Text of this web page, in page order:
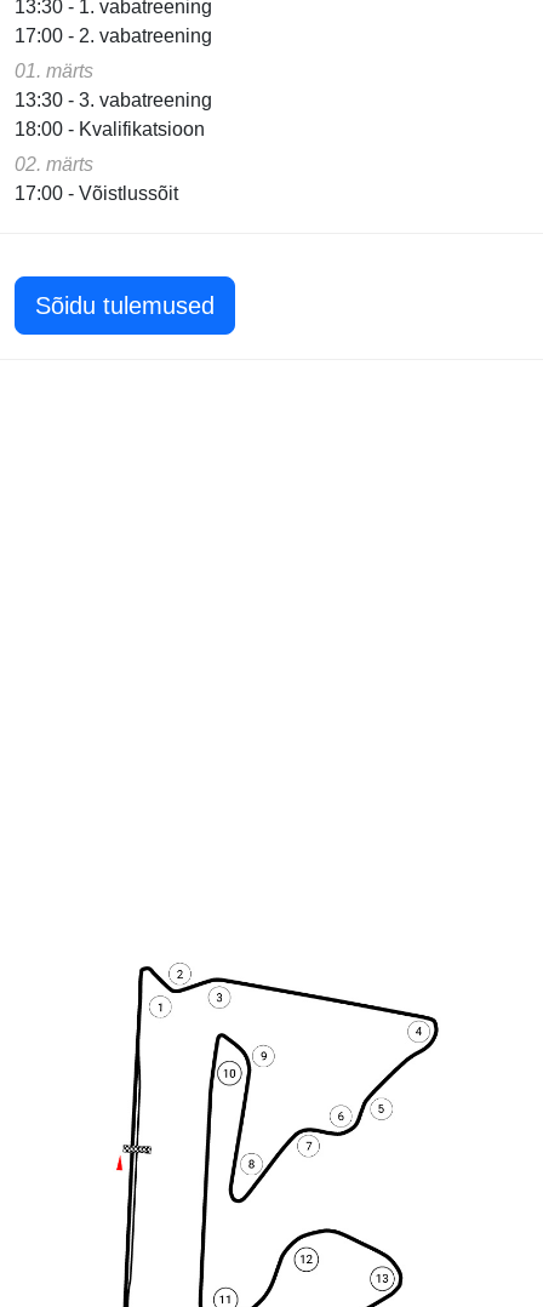
13:30 - 1. vabatreening
17:00 - 2. vabatreening
01. märts
13:30 - 3. vabatreening
18:00 - Kvalifikatsioon
02. märts
17:00 - Võistlussõit
Sõidu tulemused